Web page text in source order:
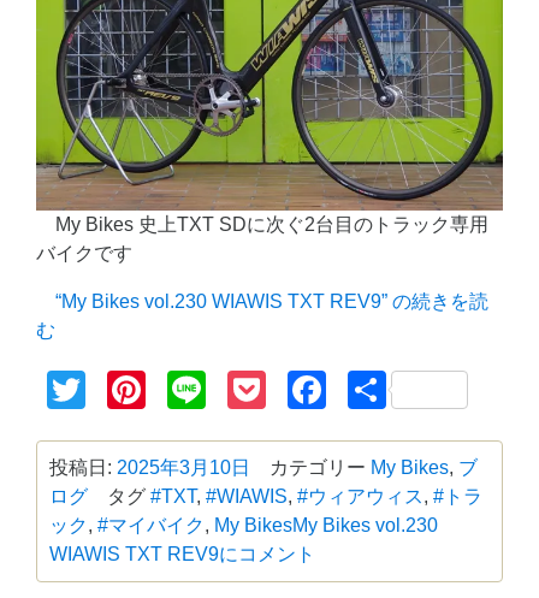
My Bikes 史上TXT SDに次ぐ2台目のトラック専用
バイクです
“My Bikes vol.230 WIAWIS TXT REV9” の続きを読
む
TwitterPinterest
Line PocketFacebook
共
有
投稿日: 2025年3月10日 カテゴリー My Bikes, ブ
ログ
タグ #TXT, #WIAWIS, #ウィアウィス, #トラ
ック, #マイバイク, My BikesMy Bikes vol.230
WIAWIS TXT REV9に コメント